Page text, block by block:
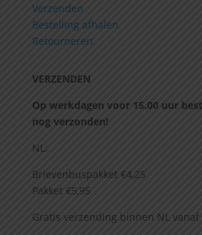
Verzenden
Bestelling afhalen
Retourneren
VERZENDEN
Op werkdagen voor 15.00 uur
nog verzonden!
NL:
Brievenbuspakket €4,25
Pakket €5,95
Gratis verzending binnen NL vanaf